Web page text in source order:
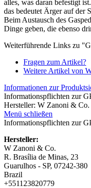
alles, was daran befestigt
das bedeutet Ärger auf der
Beim Austausch des
Dinge geben, die ebenso
Weiterführende Links zu
Fragen zum Artikel?
Weitere Artikel von
Informationen zur
Informationspflichten zur
Hersteller: W Zanoni & Co.
Menü schließen
Informationspflichten zur
Hersteller:
W Zanoni & Co.
R. Brasília de Minas, 23
Guarulhos - SP, 07242-380
Brazil
+551123820779